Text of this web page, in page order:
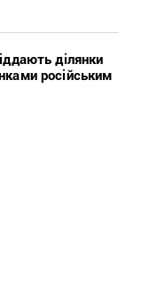
ділянки
російським